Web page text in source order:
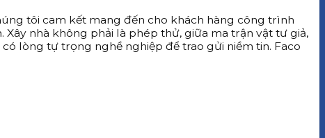
tôi cam kết mang đến cho khách hàng công trình
nhà không phải là phép thử, giữa ma trận vật tư giả,
lòng tự trọng nghề nghiệp để trao gửi niềm tin. Faco